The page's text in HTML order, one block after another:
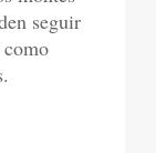
seguir